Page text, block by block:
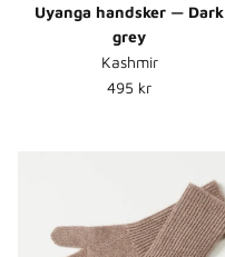
Uyanga handsker — Dark
grey
Kashmir
Normalpris
495 kr